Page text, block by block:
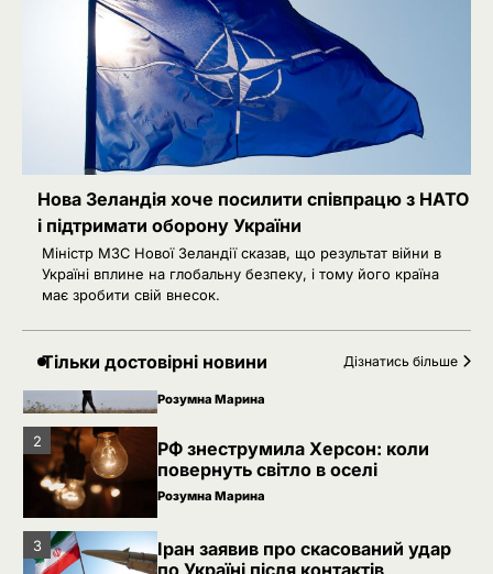
Нова Зеландія хоче посилити співпрацю з НАТО
і підтримати оборону України
Міністр МЗС Нової Зеландії сказав, що результат війни в
Україні вплине на глобальну безпеку, і тому його країна
має зробити свій внесок.
Тільки достовірні новини Дізнатись більше
Розумна Марина
Іран заявив про скасований удар
по Україні після контактів
Ivanov Ponomarenko
Зеленський звільнив ще сімох
керівників дипломатичних місій
Ivanov Ponomarenko
Затримання українця на кордоні
Польщі: МЗС України вимагає
консульського доступу
РФ готує удари по НАТО
українськими дронами
Розумна Марина
2
РФ знеструмила Херсон: коли
повернуть світло в оселі
Розумна Марина
3
Іран заявив про скасований удар